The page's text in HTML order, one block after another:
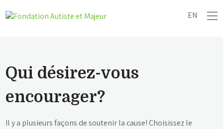
EN
Qui désirez-vous
encourager?
Il y a plusieurs façons de soutenir la cause! Choisissez le